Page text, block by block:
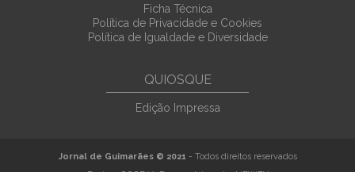
Ficha Técnica
Política de Privacidade e Cookies
Política de Igualdade e Diversidade
QUIOSQUE
Edição Impressa
Jornal de Guimarães © 2021 - Todos direitos reservados